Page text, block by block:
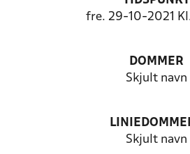
fre. 29-10-2021
DOMMER
Skjult navn
Skjult navn